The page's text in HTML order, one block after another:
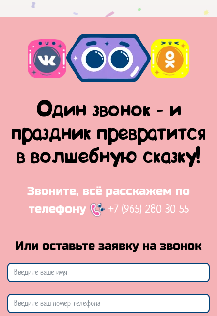
Один звонок - и
праздник превратится
в волшебную сказку!
Звоните, всё расскажем по
телефону
+7 (965) 280 30 55
Или оставьте заявку на звонок